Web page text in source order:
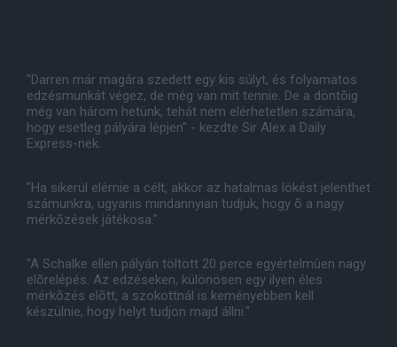
"Darren már magára szedett egy kis súlyt, és folyamatos
edzésmunkát végez, de még van mit tennie. De a döntõig
még van három hetünk, tehát nem elérhetetlen számára,
hogy esetleg pályára lépjen" - kezdte Sir Alex a Daily
Express-nek.
"Ha sikerül elérnie a célt, akkor az hatalmas lökést jelenthet
számunkra, ugyanis mindannyian tudjuk, hogy õ a nagy
mérkõzések játékosa."
"A Schalke ellen pályán töltött 20 perce egyértelmûen nagy
elõrelépés. Az edzéseken, különösen egy ilyen éles
mérkõzés elõtt, a szokottnál is keményebben kell
készülnie, hogy helyt tudjon majd állni."